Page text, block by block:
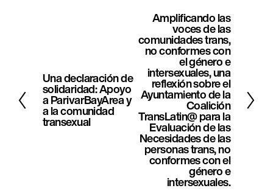
A
n
t
Una declaración de
solidaridad: Apoyo
a ParivarBayArea y
a la comunidad
transexual
i
n
Amplificando las
voces de las
comunidades trans,
no conformes con
el género e
intersexuales, una
reflexión sobre el
Ayuntamiento de la
Coalición
TransLatin@ para la
Evaluación de las
Necesidades de las
personas trans, no
conformes con el
género e
intersexuales.